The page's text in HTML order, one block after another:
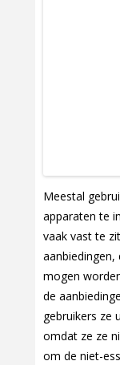
Meestal
apparaten te
vaak vast te
mogen
de
gebruikers ze
omdat ze ze
om de niet-